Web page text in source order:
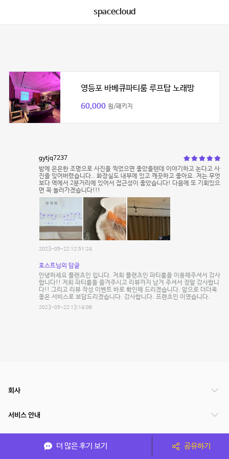
spacecloud
영등포 바베큐파티룸 루프탑 노래방
60,000 원/패키지
gytjq7237
밤에 은은한 조명으로 사진을 찍었으면 좋았을텐데 이야기하고 논다고 사
진을 잊어버렸습니다.. 화장실도 내부에 있고 깨끗하고 좋아요. 저는 무엇
보다 역에서 2분거리에 있어서 접근성이 좋았습니다! 다음에 또 기회있으
면 꼭 놀러가겠습니다!!!
2023-05-22 12:51:24
호스트님의 답글
안녕하세요 플랜츠인 입니다. 저희 플랜츠인 파티룸을 이용해주셔서 감사
합니다!! 저희 파티룸을 즐겨주시고 리뷰까지 남겨 주셔서 정말 감사합니
다!! 그리고 리뷰 작성 이벤트 바로 확인해 드리겠습니다. 앞으로 더더욱
좋은 서비스로 보답드리겠습니다. 감사합니다. 프랜츠인 이였습니다.
2023-05-22 13:14:08
더 많은 후기 보기 공유하기
회사
서비스 안내